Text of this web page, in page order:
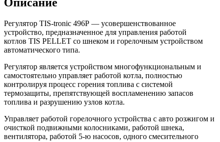
Регулятор TIS-tronic 496Р — усовершенствованное
устройство, предназначенное для управления работой
котлов TIS PELLET со шнеком и горелочным устройством
автоматического типа.
Регулятор является устройством многофункциональным и
самостоятельно управляет работой котла, полностью
контролируя процесс горения топлива с системой
термозащиты, препятствующей воспламенению запасов
топлива и разрушению узлов котла.
Управляет работой горелочного устройства с авто розжигом и
очисткой подвижными колосниками, работой шнека,
вентилятора, работой 5-ю насосов, одного смесительного